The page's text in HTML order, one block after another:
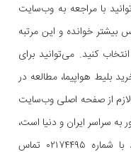
با مراجعه به وب‌سایت
بیشتر خوانده و این مرتبه
کنید. می‌توانید برای
بلیط هواپیما، مطالعه در
لازم از صفحه اصلی وب‌سایت
به سراسر ایران و دنیا است،
جهت کسب اطلاعات بیشتر نیز می‌توانید با شماره ۰۲۱۷۴۴۹۵ تماس